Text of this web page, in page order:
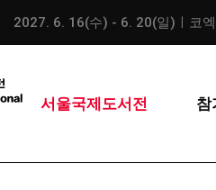
2027. 6. 16(수) - 6. 20(일)ㅣ코
서울국제도서전 참